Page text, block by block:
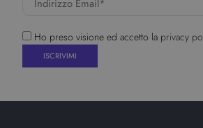
Ho preso visione ed accetto la privacy